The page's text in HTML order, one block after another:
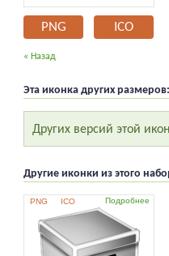
PNG ICO
« Назад
Эта иконка других размеров:
Других версий этой
Другие иконки из этого
PNG ICO Подробнее